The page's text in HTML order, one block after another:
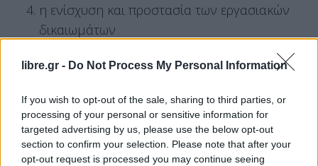
libre.gr - Do Not Process My Personal Information
If you wish to opt-out of the sale, sharing to third parties, or
processing of your personal or sensitive information for
targeted advertising by us, please use the below opt-out
section to confirm your selection. Please note that after your
opt-out request is processed you may continue seeing
η ενίσχυση και προστασία των εργασιακών
δικαιωμάτων
Επίσης οι δημόσιοι υπάλληλοι εκφράζουν την
κυβέρνηση, όπως ο νέος πειθαρχικός κώδικας κ.α.
Αν και στην απεργία θα συμμετάσχουν και
εκπαιδευτικοί, τασχολείαδεν αναμένεται να